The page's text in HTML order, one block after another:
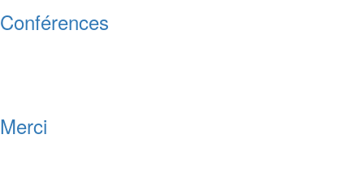
Conférences
Merci